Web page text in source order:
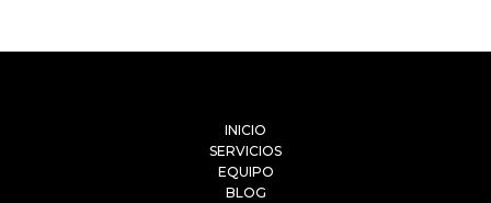
INICIO
SERVICIOS
EQUIPO
BLOG